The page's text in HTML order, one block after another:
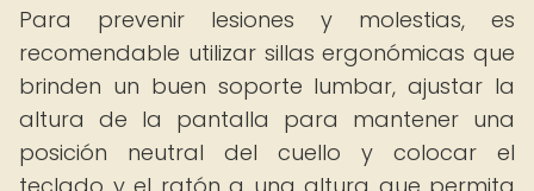
Para prevenir lesiones y molestias, es
recomendable utilizar sillas ergonómicas que
brinden un buen soporte lumbar, ajustar la
altura de la pantalla para mantener una
posición neutral del cuello y colocar el